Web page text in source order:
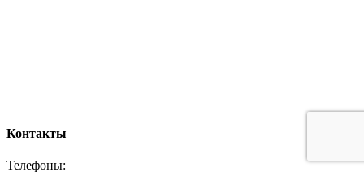
Контакты
Телефоны: